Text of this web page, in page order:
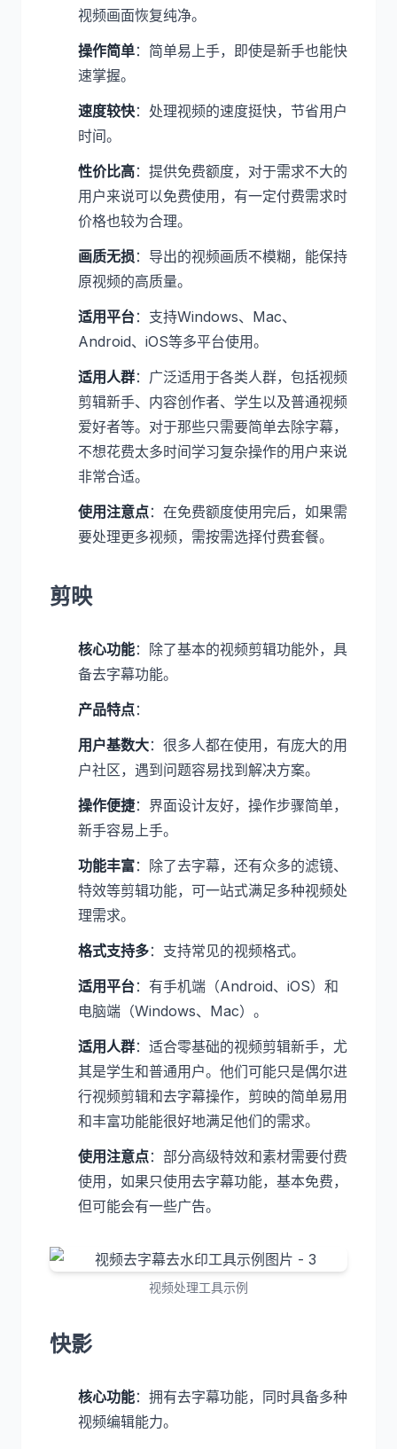
视频画面恢复纯净。
操作简单：简单易上手，即使是新手也能快
速掌握。
速度较快：处理视频的速度挺快，节省用户
时间。
性价比高：提供免费额度，对于需求不大的
用户来说可以免费使用，有一定付费需求时
价格也较为合理。
画质无损 ：导出的视频画质不模糊，能保持
原视频的高质量。
适用平台：支持Windows、Mac、
Android、iOS等多平台使用。
适用人群：广泛适用于各类人群，包括视频
剪辑新手、内容创作者、学生以及普通视频
爱好者等。对于那些只需要简单去除字幕，
不想花费太多时间学习复杂操作的用户来说
非常合适。
使用注意点：在免费额度使用完后，如果需
要处理更多视频，需按需选择付费套餐。
剪映
核心功能：除了基本的视频剪辑功能外，具
备去字幕功能。
产品特点：
用户基数大：很多人都在使用，有庞大的用
户社区，遇到问题容易找到解决方案。
操作便捷：界面设计友好，操作步骤简单，
新手容易上手。
功能丰富：除了去字幕，还有众多的滤镜、
特效等剪辑功能，可一站式满足多种视频处
理需求。
格式支持多：支持常见的视频格式。
适用平台：有手机端（Android、iOS）和
电脑端（Windows、Mac）。
适用人群：适合零基础的视频剪辑新手，尤
其是学生和普通用户。他们可能只是偶尔进
行视频剪辑和去字幕操作，剪映的简单易用
和丰富功能能很好地满足他们的需求。
使用注意点：部分高级特效和素材需要付费
使用，如果只使用去字幕功能，基本免费，
但可能会有一些广告。
视频处理工具示例
快影
核心功能：拥有去字幕功能，同时具备多种
视频编辑能力。